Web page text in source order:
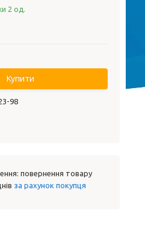
2 од.
Купити
98
повернення товару
за рахунок покупця